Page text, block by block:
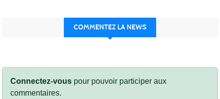
COMMENTEZ LA NEWS
Connectez-vous pour pouvoir participer aux
commentaires.